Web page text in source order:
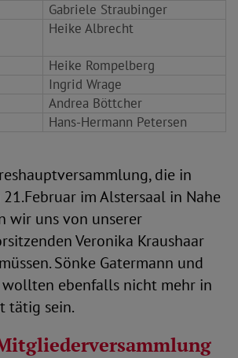
Gabriele Straubinger
Heike Albrecht
Heike Rompelberg
Ingrid Wrage
Andrea Böttcher
Hans-Hermann Petersen
die in
21.Februar im Alstersaal in Nahe
wir uns von unserer
Veronika Kraushaar
Sönke Gatermann und
ebenfalls nicht mehr in
tätig sein.